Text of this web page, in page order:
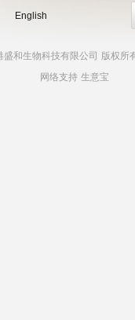
English
盛和生物科技有限公司 版权所
网络支持 生意宝